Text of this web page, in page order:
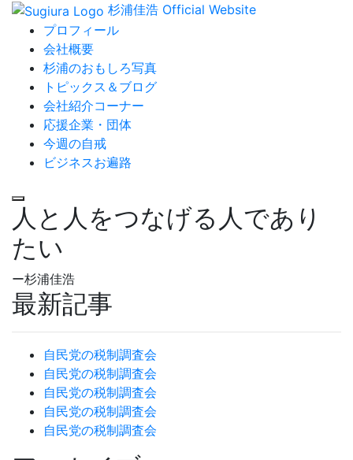
杉浦佳浩 Official Website
プロフィール
会社概要
杉浦のおもしろ写真
トピックス＆ブログ
会社紹介コーナー
応援企業・団体
今週の自戒
ビジネスお遍路
人と人をつなげる人であり
たい
ー杉浦佳浩
最新記事
自民党の税制調査会
自民党の税制調査会
自民党の税制調査会
自民党の税制調査会
自民党の税制調査会